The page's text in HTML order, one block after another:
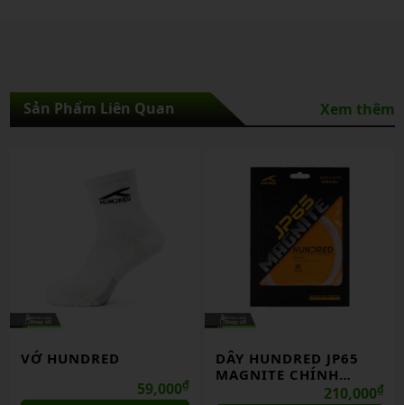
Sản Phẩm Liên Quan Xem thêm
VỚ HUNDRED
59,000₫
DÂY HUNDRED JP65
MAGNITE CHÍNH
210,000₫